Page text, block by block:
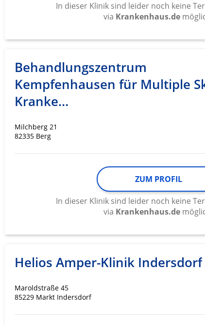
In dieser Klinik sind leider noch keine
via Krankenhaus.de
Behandlungszentrum
Kempfenhausen für Multiple
Kranke…
Milchberg 21
82335 Berg
ZUM PROFIL
In dieser Klinik sind leider noch keine
via Krankenhaus.de
Helios Amper-Klinik Indersdorf
Maroldstraße 45
85229 Markt Indersdorf